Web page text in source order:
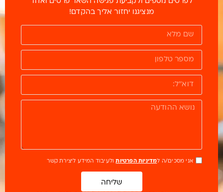
מנציגנו יחזור אליך בהקדם!
אני מסכים/ה למדיניות הפרטיותולעיבוד המידע ליצירת קשר
שליחה